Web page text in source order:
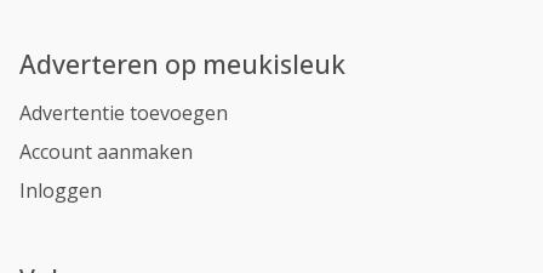
Adverteren op meukisleuk
Advertentie toevoegen
Account aanmaken
Inloggen